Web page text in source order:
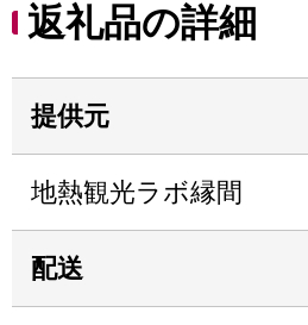
返礼品の詳細
提供元
地熱観光ラボ縁間
配送